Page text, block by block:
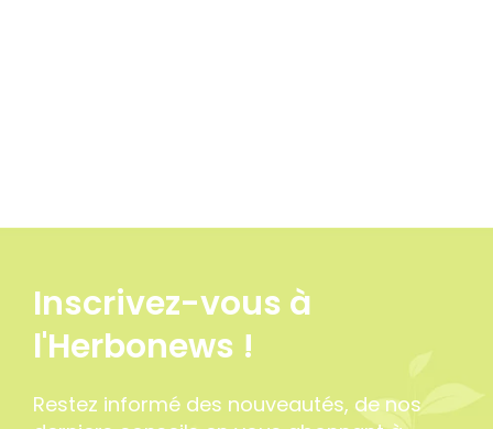
Inscrivez-vous à
l'Herbonews !
Restez informé des nouveautés, de nos